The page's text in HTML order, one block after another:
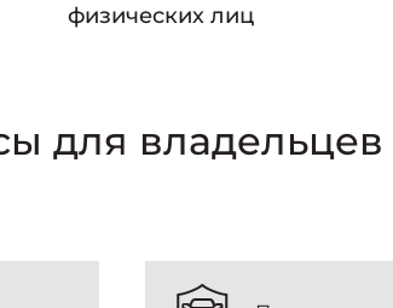
физических лиц
для владельцев